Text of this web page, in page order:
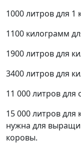
1000 литров для 1
1100 килограмм
1900 литров для
3400 литров для
11 000 литров
15 000 литров для
нужна для
коровы.